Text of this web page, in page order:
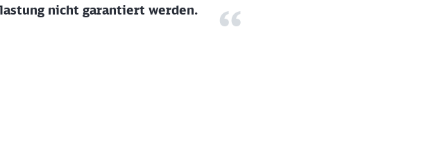
nicht garantiert werden.